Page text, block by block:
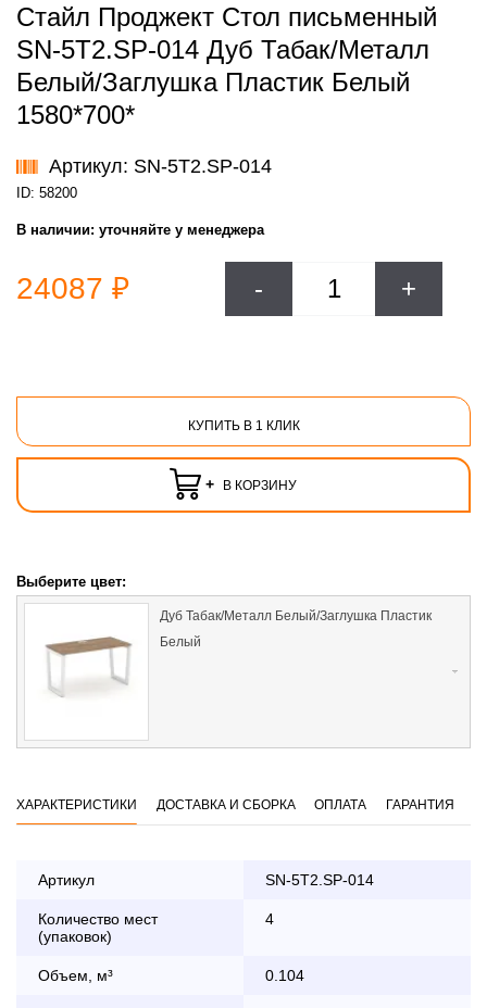
Стайл Проджект Стол письменный
SN-5T2.SP-014 Дуб Табак/Металл
Белый/Заглушка Пластик Белый
1580*700*
Артикул: SN-5T2.SP-014
ID: 58200
В наличии: уточняйте у менеджера
24087 ₽ - +
КУПИТЬ В 1 КЛИК
+ В КОРЗИНУ
Выберите цвет:
Дуб Табак/Металл Белый/Заглушка Пластик
Белый
ХАРАКТЕРИСТИКИ ДОСТАВКА И СБОРКА ОПЛАТА ГАРАНТИЯ
Артикул SN-5T2.SP-014
Количество мест
(упаковок)
4
Объем, м³ 0.104
заказа банковской картой